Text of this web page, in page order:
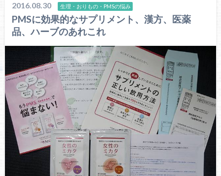
2016.08.30 生理・おりもの・PMSの悩み
PMSに効果的なサプリメント、漢方、医薬
品、ハーブのあれこれ